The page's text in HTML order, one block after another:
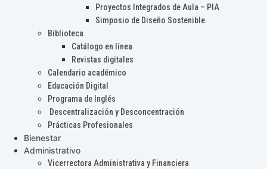
Proyectos Integrados de Aula – PIA
Simposio de Diseño Sostenible
Biblioteca
Catálogo en línea
Revistas digitales
Calendario académico
Educación Digital
Programa de Inglés
Descentralización y Desconcentración
Prácticas Profesionales
Bienestar
Administrativo
Vicerrectora Administrativa y Financiera